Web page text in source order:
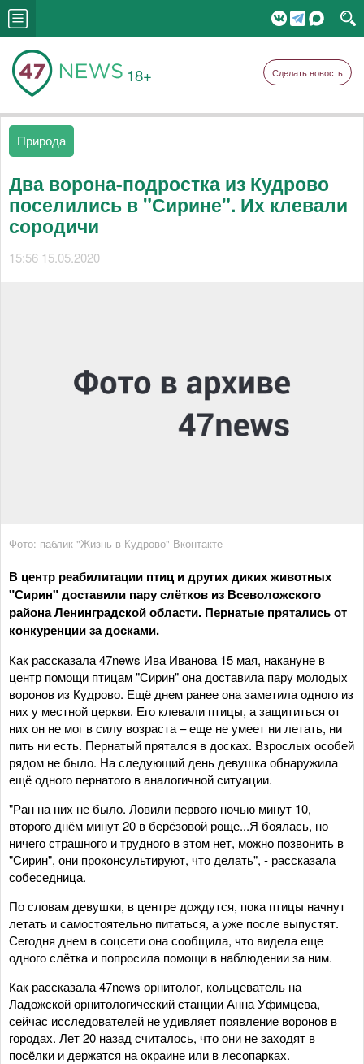
18+ Сделать новость
Природа
Два ворона-подростка из Кудрово
поселились в "Сирине". Их клевали
сородичи
15:56 15.05.2020
Фото: паблик "Жизнь в Кудрово" Вконтакте
В центр реабилитации птиц и других диких животных
"Сирин" доставили пару слётков из Всеволожского
района Ленинградской области. Пернатые прятались от
конкуренции за досками.
Как рассказала 47news Ива Иванова 15 мая, накануне в
центр помощи птицам "Сирин" она доставила пару молодых
воронов из Кудрово. Ещё днем ранее она заметила одного из
них у местной церкви. Его клевали птицы, а защититься от
них он не мог в силу возраста – еще не умеет ни летать, ни
пить ни есть. Пернатый прятался в досках. Взрослых особей
рядом не было. На следующий день девушка обнаружила
ещё одного пернатого в аналогичной ситуации.
"Ран на них не было. Ловили первого ночью минут 10,
второго днём минут 20 в берёзовой роще...Я боялась, но
ничего страшного и трудного в этом нет, можно позвонить в
"Сирин", они проконсультируют, что делать", - рассказала
собеседница.
По словам девушки, в центре дождутся, пока птицы начнут
летать и самостоятельно питаться, а уже после выпустят.
Сегодня днем в соцсети она сообщила, что видела еще
одного слётка и попросила помощи в наблюдении за ним.
Как рассказала 47news орнитолог, кольцеватель на
Ладожской орнитологический станции Анна Уфимцева,
сейчас исследователей не удивляет появление воронов в
городах. Лет 20 назад считалось, что они не заходят в
посёлки и держатся на окраине или в лесопарках.